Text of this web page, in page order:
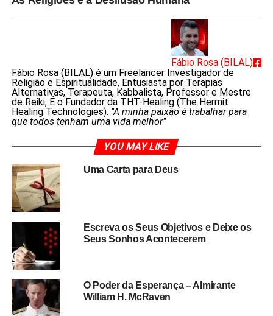
Fábio Rosa (BILAL)
Fábio Rosa (BILAL) é um Freelancer Investigador de
Religião e Espiritualidade, Entusiasta por Terapias
Alternativas, Terapeuta, Kabbalista, Professor e Mestre
de Reiki, É o Fundador da THT-Healing (The Hermit
Healing Technologies). "A minha paixão é trabalhar para
que todos tenham uma vida melhor"
YOU MAY LIKE
Uma Carta para Deus
Escreva os Seus Objetivos e Deixe os
Seus Sonhos Acontecerem
O Poder da Esperança – Almirante
William H. McRaven